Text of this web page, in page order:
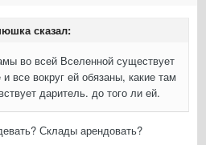
сказал:
во всей Вселенной существует
все вокруг ей обязаны, какие там
даритель. до того ли ей.
Склады арендовать?